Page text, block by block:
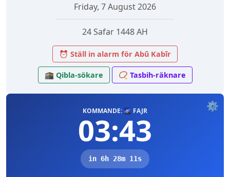
Friday, 7 August 2026
24 Safar 1448 AH
⏰ Ställ in alarm för Abū Kabīr
🕋 Qibla-sökare 📿 Tasbih-räknare
⚙️
KOMMANDE: 🌌 FAJR
03:43
in 6h 28m 11s